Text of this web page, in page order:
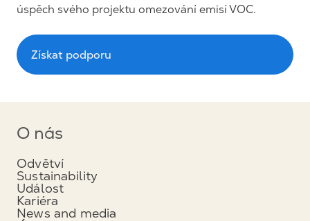
úspěch svého projektu omezování emisí VOC.
Získat podporu
O nás
Odvětví
Sustainability
Událost
Kariéra
News and media